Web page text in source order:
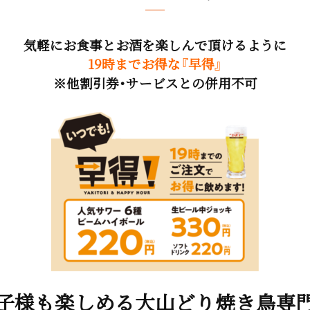
気軽にお食事とお酒を楽しんで頂けるように
19時までお得な『早得』
※他割引券・サービスとの併用不可
様も楽しめる大山どり焼き鳥専